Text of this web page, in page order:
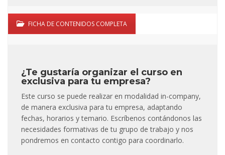
FICHA DE CONTENIDOS COMPLETA
¿Te gustaría organizar el curso en
exclusiva para tu empresa?
Este curso se puede realizar en modalidad in-company,
de manera exclusiva para tu empresa, adaptando
fechas, horarios y temario. Escríbenos contándonos las
necesidades formativas de tu grupo de trabajo y nos
pondremos en contacto contigo para coordinarlo.